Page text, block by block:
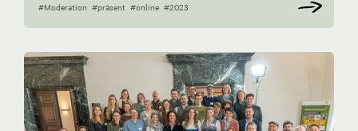
#Moderation #präsent #online #2023